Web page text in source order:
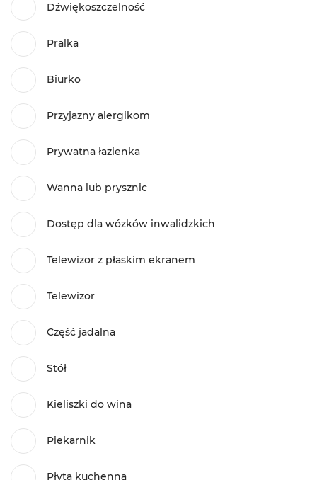
Dźwiękoszczelność
Pralka
Biurko
Przyjazny alergikom
Prywatna łazienka
Wanna lub prysznic
Dostęp dla wózków inwalidzkich
Telewizor z płaskim ekranem
Telewizor
Część jadalna
Stół
Kieliszki do wina
Piekarnik
Płyta kuchenna